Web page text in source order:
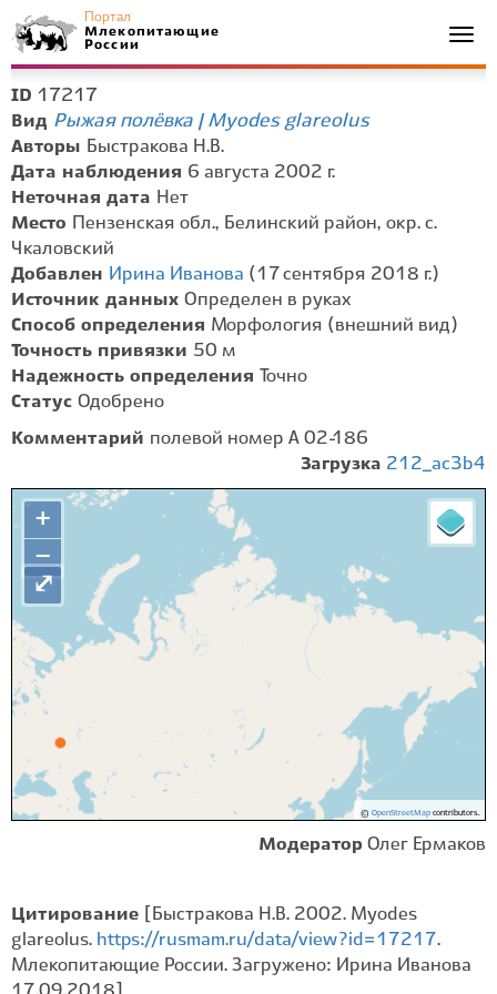
Портал
Млекопитающие
России
ID 17217
Вид Рыжая полёвка | Myodes glareolus
Авторы Быстракова Н.В.
Дата наблюдения 6 августа 2002 г.
Неточная дата Нет
Место
Пензенская обл., Белинский район, окр. с.
Чкаловский
Добавлен Ирина Иванова (17 сентября 2018 г.)
Источник данных Определен в руках
Способ определения Морфология (внешний вид)
Точность привязки 50 м
Надежность определения
Точно
Статус Одобрено
Комментарий полевой номер А 02-186
Загрузка 212_ac3b4
+
−
© OpenStreetMapcontributors.
⤢
Модератор Олег Ермаков
Цитирование
[Быстракова Н.В. 2002. Myodes
glareolus. https://rusmam.ru/data/view?id=17217.
Млекопитающие России. Загружено: Ирина Иванова